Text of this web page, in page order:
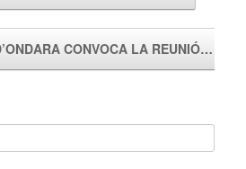
CONVOCA LA REUNIÓ…